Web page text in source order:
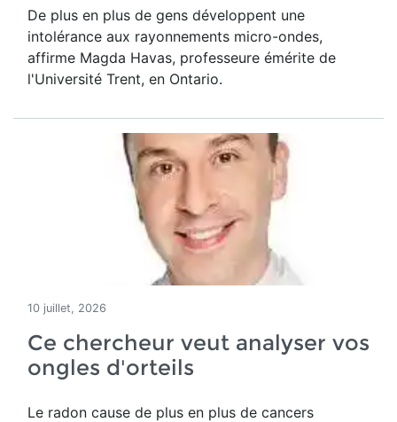
De plus en plus de gens développent une
intolérance aux rayonnements micro-ondes,
affirme Magda Havas, professeure émérite de
l'Université Trent, en Ontario.
10 juillet, 2026
Ce chercheur veut analyser vos
ongles d'orteils
Le radon cause de plus en plus de cancers